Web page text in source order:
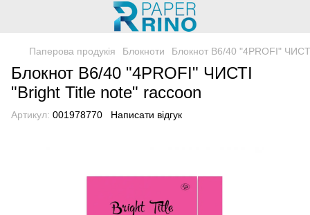
Паперова продукія Блокноти Блокнот B6/40 "4PROFI"
Блокнот B6/40 "4PROFI" ЧИСТІ
"Bright Title note" raccoon
Артикул: 001978770 Написати відгук